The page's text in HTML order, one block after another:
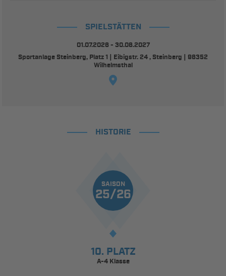
SPIELSTÄTTEN
01.07.2026 - 30.06.2027
Sportanlage Steinberg, Platz 1 | Eibigstr. 24 , Steinberg | 96352
Wilhelmsthal
HISTORIE
SAISON
25/26
10. PLATZ
A-4 Klasse